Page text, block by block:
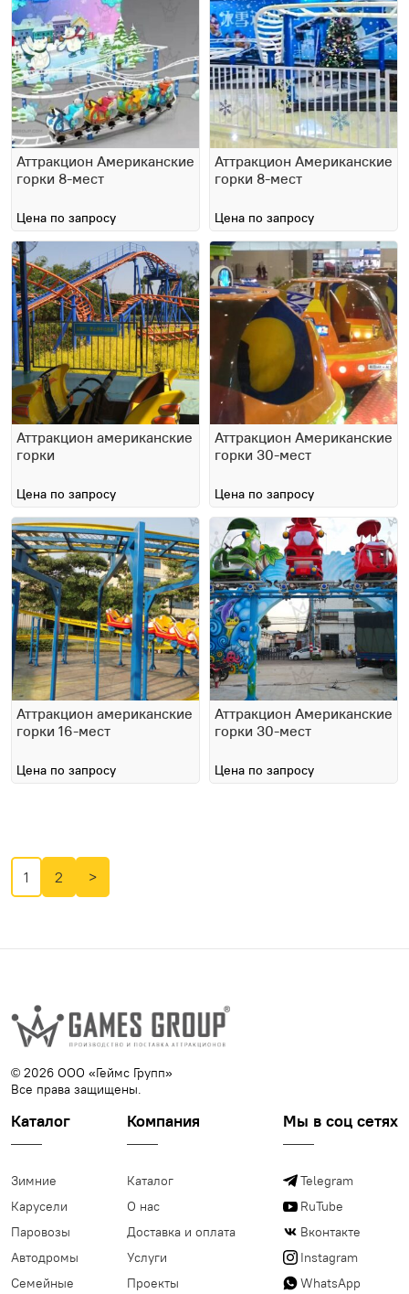
Аттракцион Американские
горки 8-мест
Цена по запросу
Аттракцион Американские
горки 8-мест
Цена по запросу
Аттракцион американские
горки
Цена по запросу
Аттракцион Американские
горки 30-мест
Цена по запросу
Аттракцион американские
горки 16-мест
Цена по запросу
Аттракцион Американские
горки 30-мест
Цена по запросу
1 2 >
© 2026 ООО «Геймс Групп»
Все права защищены.
Каталог
Зимние
Карусели
Паровозы
Автодромы
Семейные
Компания
Каталог
О нас
Доставка и оплата
Услуги
Проекты
Мы в соц сетях
Telegram
RuTube
Вконтакте
Instagram
WhatsApp